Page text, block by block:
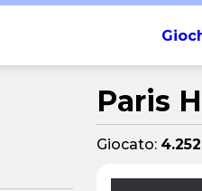
Paris
Giocato: